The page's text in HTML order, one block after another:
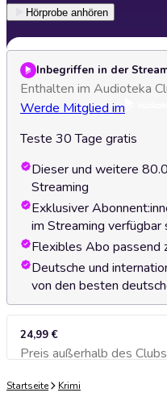
Hörprobe anhören
Inbegriffen in der
Enthalten im Audioteka
Werde Mitglied im
Teste 30 Tage gratis
Dieser und weitere
Streaming
Exklusiver
im Streaming verfügbar
Flexibles Abo passend
Deutsche und
von den besten
24,99 €
Preis außerhalb des Clubs
Zum
Startseite Krimi